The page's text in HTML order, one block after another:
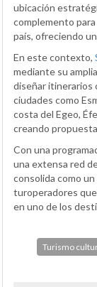
ubicación
complemento
país, ofreciendo
En este contexto,
mediante su
diseñar itinerarios
ciudades como
costa del Egeo,
creando
Con una
una extensa red
consolida como
turoperadores
en uno de los
Turismo